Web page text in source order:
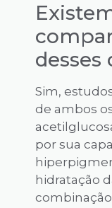
desses
Sim,
de ambos
por sua
hidratação